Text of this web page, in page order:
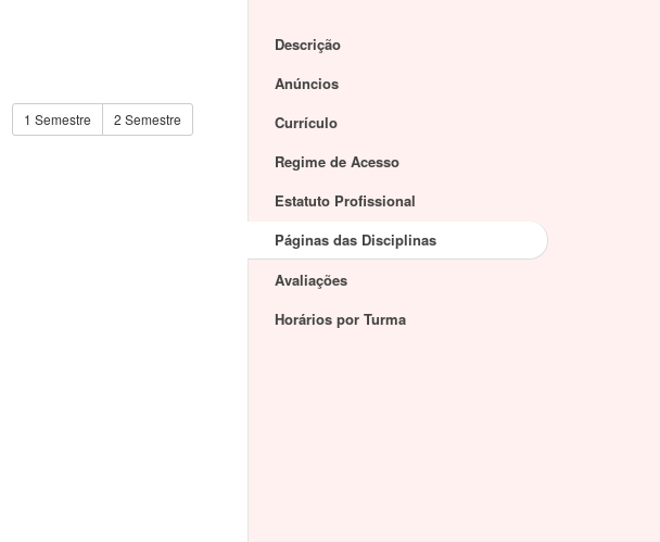
1 Semestre 2 Semestre
Descrição
Anúncios
Currículo
Regime de Acesso
Estatuto Profissional
Páginas das Disciplinas
Avaliações
Horários por Turma